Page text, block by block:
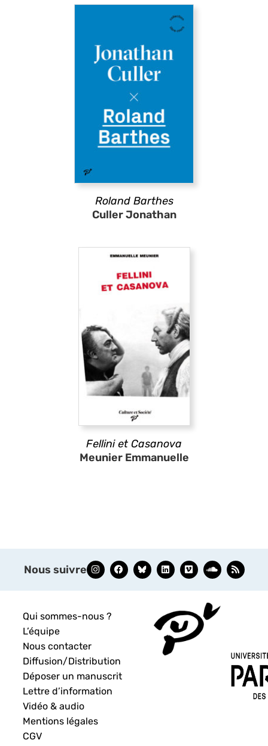
Roland Barthes
Culler Jonathan
Fellini et Casanova
Meunier Emmanuelle
Nous suivre
Qui sommes-nous ?
L’équipe
Nous contacter
Diffusion/Distribution
Déposer un manuscrit
Lettre d’information
Vidéo & audio
Mentions légales
CGV